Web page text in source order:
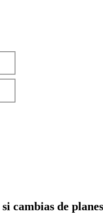
cambias de planes